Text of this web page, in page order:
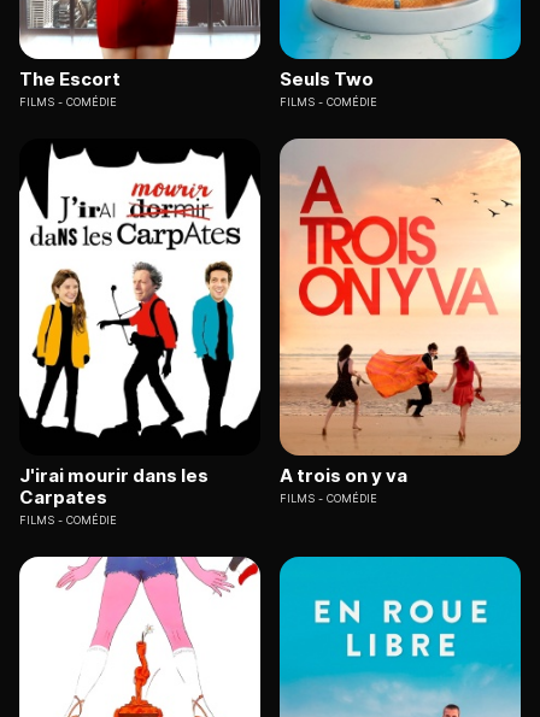
The Escort
FILMS COMÉDIE
Seuls Two
FILMS COMÉDIE
J'irai mourir dans les
Carpates
FILMS COMÉDIE
A trois on y va
FILMS COMÉDIE